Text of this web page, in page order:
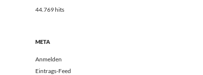
44.769 hits
META
Anmelden
Eintrags-Feed